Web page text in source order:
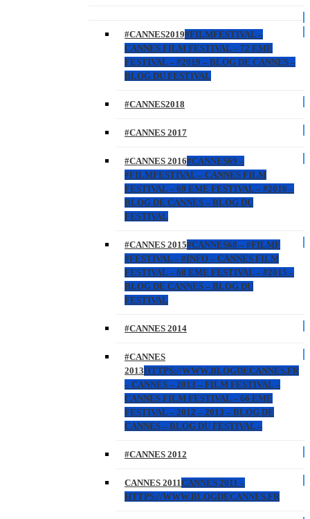
#CANNES2019#FILMFESTIVAL –
CANNES FILM FESTIVAL – 72 EME
FESTIVAL – #2019 – BLOG DE CANNES –
BLOG DU FESTIVAL
#CANNES2018
#CANNES 2017
#CANNES 2016#CANNES69 –
#FILMFESTIVAL – CANNES FILM
FESTIVAL – 69 EME FESTIVAL – #2016 –
BLOG DE CANNES – BLOG DU
FESTIVAL
#CANNES 2015#CANNES68 – #FILMF
#FESTIVAL – #INFO – CANNES FILM
FESTIVAL – 68 EME FESTIVAL – #2015 –
BLOG DE CANNES – BLOG DU
FESTIVAL
#CANNES 2014
#CANNES
2013HTTPS://WWW.BLOGDECANNES.FR
– CANNES – 2013 – FILM FESTIVAL –
CANNES FILM FESTIVAL – 66 EME
FESTIVAL – 2012 – 2013 – BLOG DE
CANNES – BLOG DU FESTIVAL –
#CANNES 2012
CANNES 2011CANNES 2011 –
HTTPS://WWW.BLOGDECANNES.FR